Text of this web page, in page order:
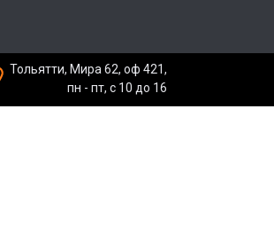
Тольятти, Мира 62, оф 421,
пн - пт, с 10 до 16